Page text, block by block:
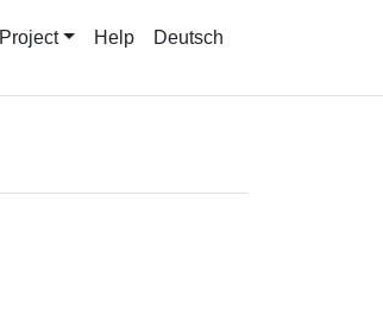
Project Help Deutsch